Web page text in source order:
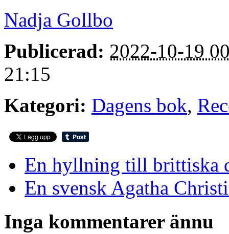
Nadja Gollbo
Publicerad: 2022-10-19
21:15
Kategori: Dagens bok,
En hyllning till brittiska
En svensk Agatha
Inga kommentarer ännu